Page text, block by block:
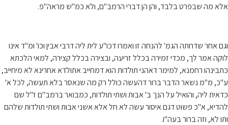
אלא מה שבפרט בלבד, והן הן דברי הרמב"ם, ולא כמ"ש מראה"פ.
וגם אחר שדחתה הגמ' להנחה זו ואמרו דכו"ע לית ליה דרבי אבין וכו' ומ"ד אינו
לוקה אמר לך, מכדי זמירה בכלל זריעה, ובצירה בכלל קצירה, למאי הלכתא
כתבינהו רחמנא, למימר דאהני תולדות הוא דמחייב אתולדא אחרינא לא מיחייב,
ע"כ, מ"מ נשאר הדבר ברור דהעשה כולל רק מה שנאסר בלא תעשה, לכל א'
כדאית ליה, והואיל על הנך ב' אבות ושתי תולדות, כמבואר ברמב"ם ז"ל שם
להדיא, א"כ פשוט דגם איסור עשה לא חל אלא אשני אבות ושתי תולדות שלהם
ותו לא, וזה ברור בעה"ו.